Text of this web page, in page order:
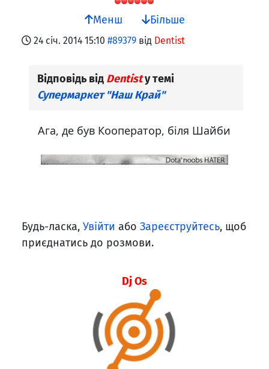
Менш Більше
24 січ. 2014 15:10 #89379 від Dentist
Відповідь від Dentistу темі
Супермаркет "Наш Край"
Ага, де був Кооператор, біля Шайби
Будь-ласка, Увійти або Зареєструйтесь, щоб
приєднатись до розмови.
Dj Os